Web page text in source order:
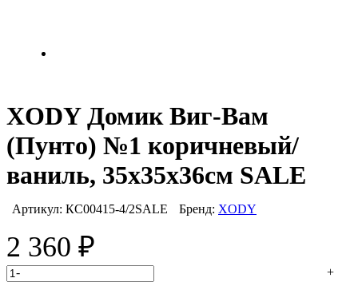
XODY Домик Виг-Вам
(Пунто) №1 коричневый/
ваниль, 35х35х36см SALE
Артикул: КС00415-4/2SALE Бренд: XODY
2 360 ₽
- +